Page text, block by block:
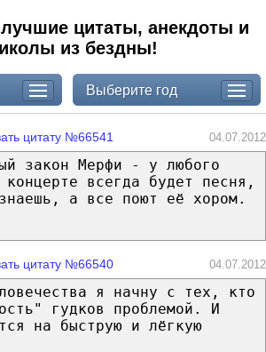
цитаты, анекдоты и
из бездны!
Выберите год
цитату №66541 04.07.2012
закон Мерфи - у любого
концерте всегда будет песня,
а все поют её хором.
цитату №66540 04.07.2012
я начну с тех, кто
гудков проблемой. И
на быструю и лёгкую